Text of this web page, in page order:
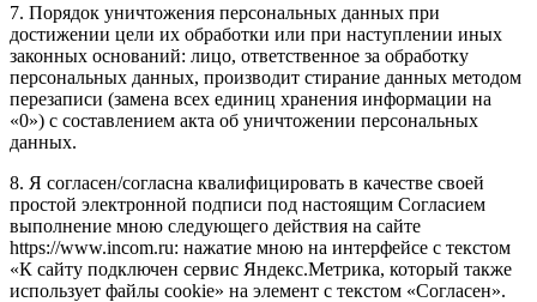
7. Порядок уничтожения персональных данных при
достижении цели их обработки или при наступлении иных
законных оснований: лицо, ответственное за обработку
персональных данных, производит стирание данных методом
перезаписи (замена всех единиц хранения информации на
«0») с составлением акта об уничтожении персональных
данных.
8. Я согласен/согласна квалифицировать в качестве своей
простой электронной подписи под настоящим Согласием
выполнение мною следующего действия на сайте
https://www.incom.ru: нажатие мною на интерфейсе с текстом
«К сайту подключен сервис Яндекс.Метрика, который также
использует файлы cookie» на элемент с текстом «Согласен».